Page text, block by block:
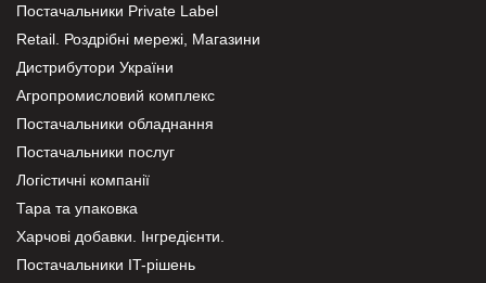
Постачальники Private Label
Retail. Роздрібні мережі, Магазини
Дистрибутори України
Агропромисловий комплекс
Постачальники обладнання
Постачальники послуг
Логістичні компанії
Тара та упаковка
Харчові добавки. Інгредієнти.
Постачальники IT-рішень